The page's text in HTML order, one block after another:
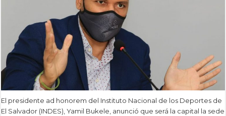
El presidente ad honorem del Instituto Nacional de los Deportes de
El Salvador (INDES), Yamil Bukele, anunció que será la capital la sede